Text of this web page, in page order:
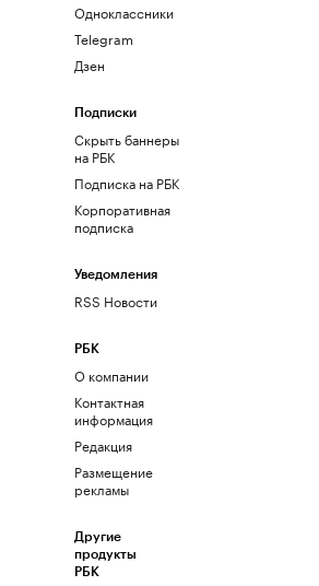
Одноклассники
Telegram
Дзен
Подписки
Скрыть баннеры
на РБК
Подписка на РБК
Корпоративная
подписка
Уведомления
RSS Новости
РБК
О компании
Контактная
информация
Редакция
Размещение
рекламы
Другие
продукты
РБК